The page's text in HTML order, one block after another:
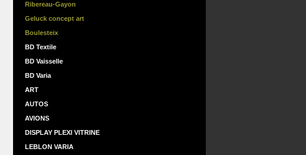
Ribereau-Gayon
Geluck concept art
Boulesteix
BD Textile
BD Vaisselle
BD Varia
ART
AUTOS
AVIONS
DISPLAY PLEXI VITRINE
LEBLON VARIA